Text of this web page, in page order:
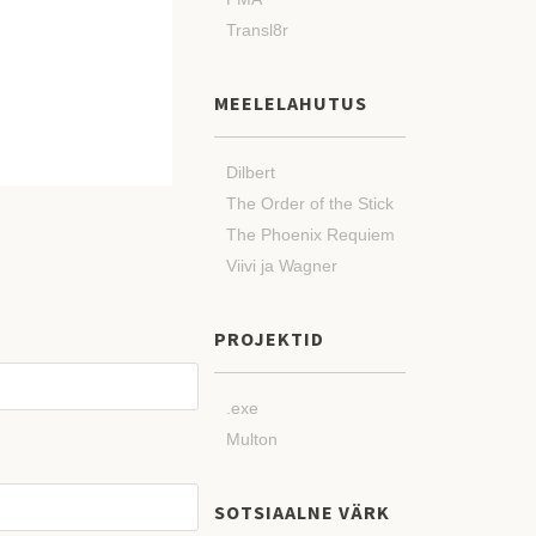
Transl8r
MEELELAHUTUS
Dilbert
The Order of the Stick
The Phoenix Requiem
Viivi ja Wagner
PROJEKTID
.exe
Multon
SOTSIAALNE VÄRK